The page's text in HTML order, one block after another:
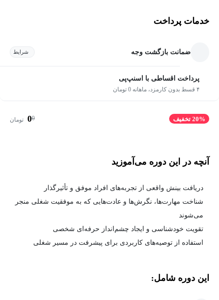
خدمات پرداخت
ضمانت بازگشت وجه شرایط
پرداخت اقساطی با اسنپ‌پی
۴ قسط بدون کارمزد، ماهانه 0 تومان
20% تخفیف 0
0 تومان
آنچه در این دوره می‌آموزید
دریافت بینش واقعی از تجربه‌های افراد موفق و تأثیرگذار
شناخت مهارت‌ها، نگرش‌ها و عادت‌هایی که به موفقیت شغلی منجر
می‌شوند
تقویت خودشناسی و ایجاد چشم‌انداز حرفه‌ای شخصی
استفاده از توصیه‌های کاربردی برای پیشرفت در مسیر شغلی
این دوره شامل: